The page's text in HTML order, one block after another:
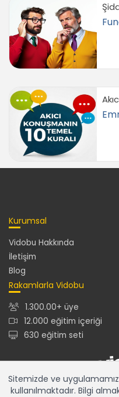
Kurumsal
Vidobu Hakkında
İletişim
Blog
Rakamlarla Vidobu
1.300.00+ üye
12.000 eğitim içeriği
630 eğitim seti
Sitemizde ve
kullanılmaktadır. Bilgi